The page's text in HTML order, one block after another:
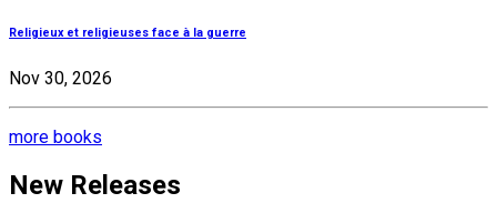
Religieux et religieuses face à la guerre
Nov 30, 2026
more books
New Releases